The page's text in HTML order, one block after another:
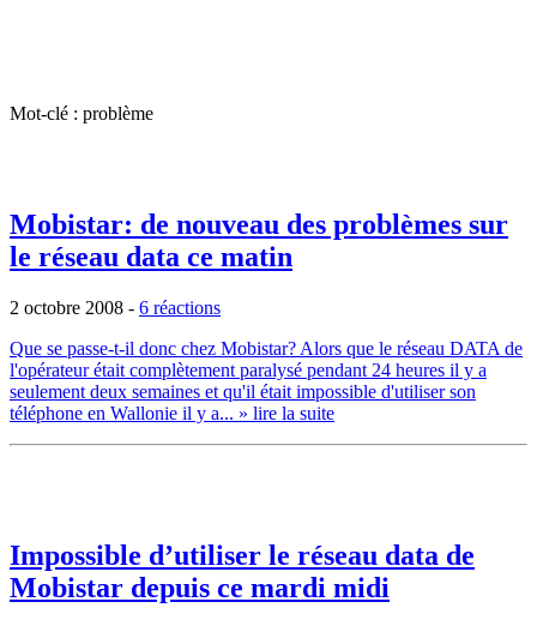
Mot-clé : problème
Mobistar: de nouveau des problèmes sur
le réseau data ce matin
2 octobre 2008 - 6 réactions
Que se passe-t-il donc chez Mobistar? Alors que le réseau DATA de
l'opérateur était complètement paralysé pendant 24 heures il y a
seulement deux semaines et qu'il était impossible d'utiliser son
téléphone en Wallonie il y a... » lire la suite
Impossible d’utiliser le réseau data de
Mobistar depuis ce mardi midi